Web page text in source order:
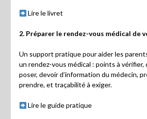
Lire le livret
2. Préparer le rendez-vous médical de
Un support pratique pour aider les
un rendez-vous médical : points à vérifier,
poser, devoir d’information du médecin,
prendre, et traçabilité à exiger.
Lire le guide pratique